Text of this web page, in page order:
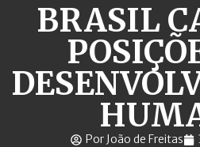
BRASIL
Por João de Freitas